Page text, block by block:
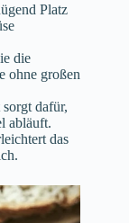
Platz
die
ohne großen
dafür,
abläuft.
das